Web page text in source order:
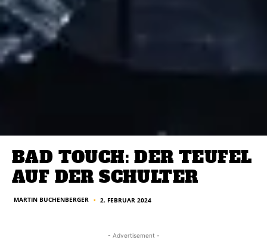
BAD TOUCH: DER TEUFEL
AUF DER SCHULTER
MARTIN BUCHENBERGER ■ 2. FEBRUAR 2024
- Advertisement -